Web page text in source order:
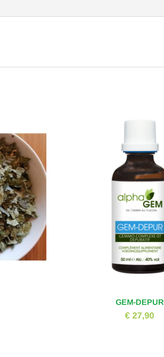
GEM-DEPUR
€ 27,90